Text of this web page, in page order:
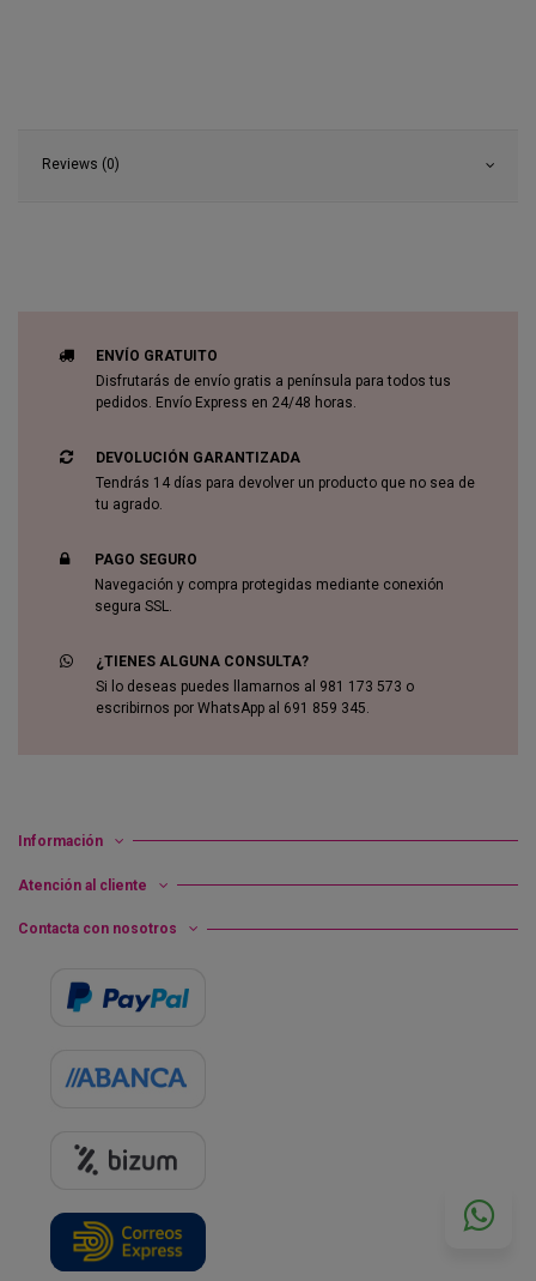
Reviews (0)
ENVÍO GRATUITO
Disfrutarás de envío gratis a península para todos tus
pedidos. Envío Express en 24/48 horas.
DEVOLUCIÓN GARANTIZADA
Tendrás 14 días para devolver un producto que no sea de
tu agrado.
PAGO SEGURO
Navegación y compra protegidas mediante conexión
segura SSL.
¿TIENES ALGUNA CONSULTA?
Si lo deseas puedes llamarnos al 981 173 573 o
escribirnos por WhatsApp al 691 859 345.
Información
Atención al cliente
Contacta con nosotros